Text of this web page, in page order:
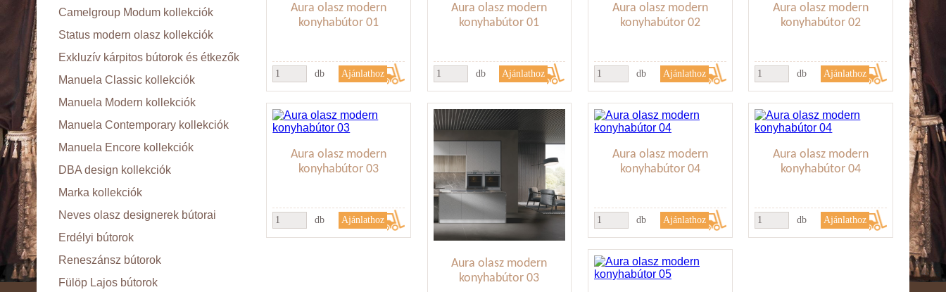
Camelgroup Modum kollekciók
Status modern olasz kollekciók
Exkluzív kárpitos bútorok és étkezők
Manuela Classic kollekciók
Manuela Modern kollekciók
Manuela Contemporary kollekciók
Manuela Encore kollekciók
DBA design kollekciók
Marka kollekciók
Neves olasz designerek bútorai
Erdélyi bútorok
Reneszánsz bútorok
Fülöp Lajos bútorok
Aura olasz modern
konyhabútor 01
db
Aura olasz modern
konyhabútor 01
db
Aura olasz modern
konyhabútor 02
db
Aura olasz modern
konyhabútor 02
db
Aura olasz modern
konyhabútor 03
db
Aura olasz modern
konyhabútor 03
Aura olasz modern
konyhabútor 04
db
Aura olasz modern
konyhabútor 04
db